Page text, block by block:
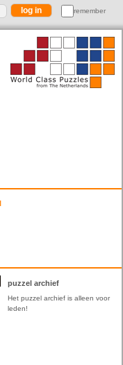
remember
puzzel archief
Het puzzel archief is alleen voor
leden!